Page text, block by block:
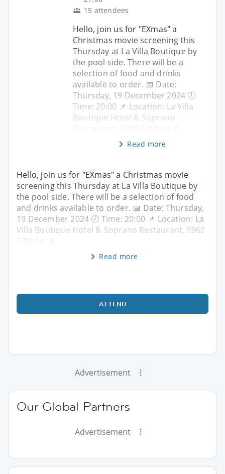
15 attendees
Hello, join us for "EXmas" a
Christmas movie screening this
Thursday at La Villa Boutique by
the pool side. There will be a
selection of food and drinks
available to order. 📅 Date:
Thursday, 19 December 2024 🕗
Time: 20:00 📌 Location: La Villa
Boutique Hotel & Soprano
Read more
Hello, join us for "EXmas" a Christmas movie
screening this Thursday at La Villa Boutique by
the pool side. There will be a selection of food
and drinks available to order. 📅 Date: Thursday,
19 December 2024 🕗 Time: 20:00 📌 Location: La
Villa Boutique Hotel & Soprano Restaurant, E960
Read more
ATTEND
Advertisement
Our Global Partners
Advertisement